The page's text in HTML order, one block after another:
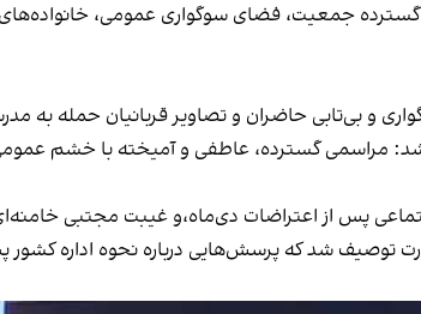
جمعیت، فضای سوگواری عمومی،
و بی‌تابی حاضران و تصاویر قربانیان حمله به
مراسمی گسترده، عاطفی و آمیخته با خشم عمومی
پس از اعتراضات دی‌ماه،و غیبت مجتبی خامنه‌ای
توصیف شد که پرسش‌هایی درباره نحوه اداره